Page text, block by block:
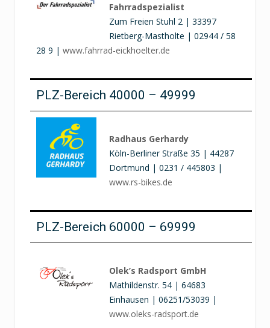
Fahrradspezialist
Zum Freien Stuhl 2 | 33397
Rietberg-Mastholte | 02944 / 58
28 9 | www.fahrrad-eickhoelter.de
PLZ-Bereich 40000 – 49999
Radhaus Gerhardy
Köln-Berliner Straße 35 | 44287
Dortmund | 0231 / 445803 |
www.rs-bikes.de
PLZ-Bereich 60000 – 69999
Olek’s Radsport GmbH
Mathildenstr. 54 | 64683
Einhausen | 06251/53039 |
www.oleks-radsport.de